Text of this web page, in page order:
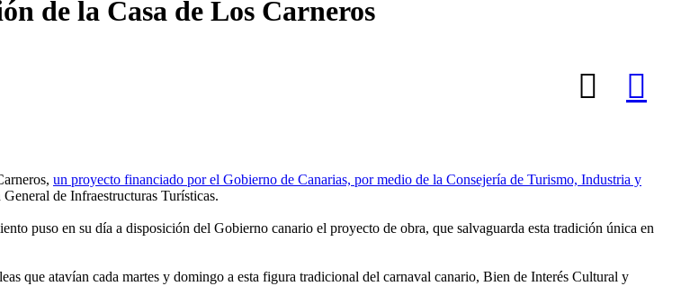
de la Casa de Los Carneros
un proyecto financiado por el Gobierno de Canarias, por medio de la Consejería de Turismo, Industria y
de Infraestructuras Turísticas.
puso en su día a disposición del Gobierno canario el proyecto de obra, que salvaguarda esta tradición única en
que atavían cada martes y domingo a esta figura tradicional del carnaval canario, Bien de Interés Cultural y